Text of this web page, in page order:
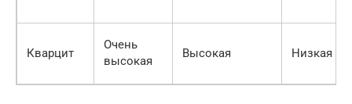
Кварцит
Очень
высокая
Высокая Низкая